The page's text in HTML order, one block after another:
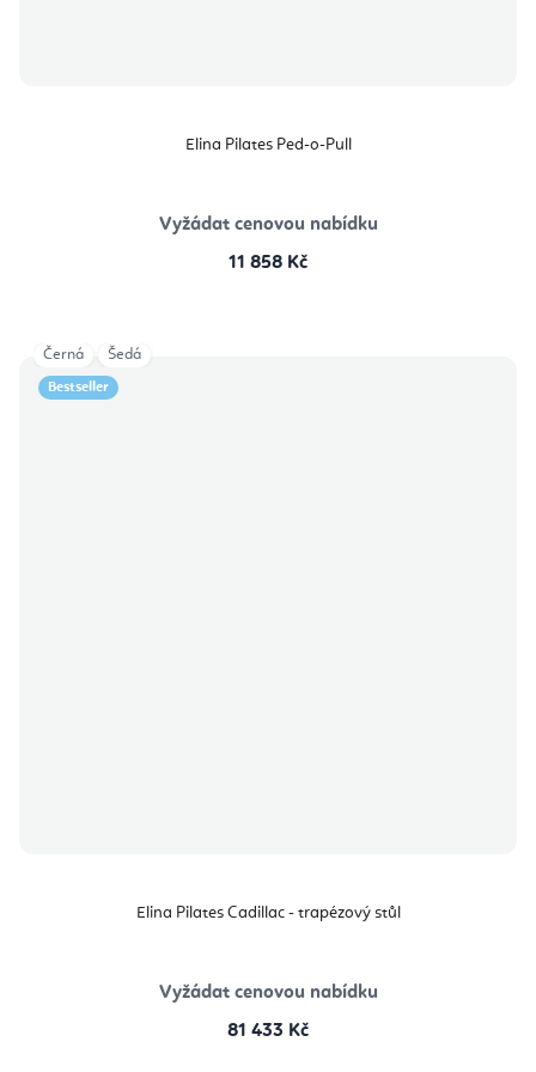
Elina Pilates Ped-o-Pull
Vyžádat cenovou nabídku
11 858 Kč
Bestseller
Elina Pilates Cadillac - trapézový stůl
Vyžádat cenovou nabídku
81 433 Kč
Černá Šedá